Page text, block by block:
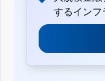
するインフ